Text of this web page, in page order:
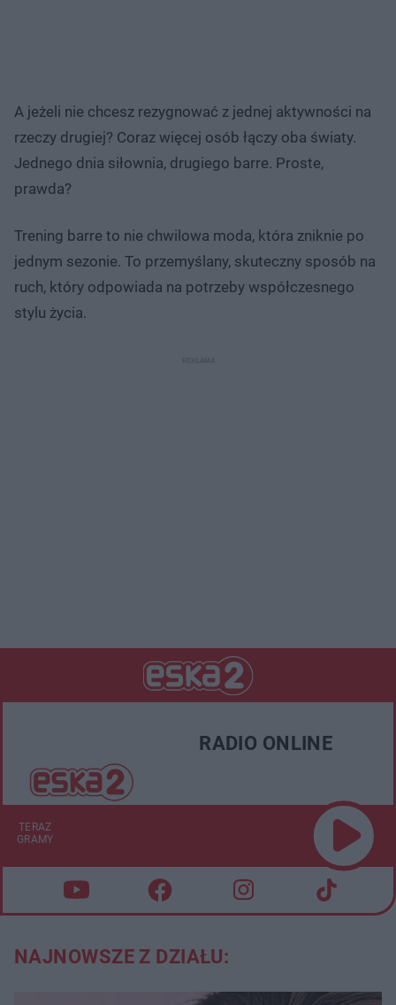
A jeżeli nie chcesz rezygnować z jednej aktywności na
rzeczy drugiej? Coraz więcej osób łączy oba światy.
Jednego dnia siłownia, drugiego barre. Proste,
prawda?
Trening barre to nie chwilowa moda, która zniknie po
jednym sezonie. To przemyślany, skuteczny sposób na
ruch, który odpowiada na potrzeby współczesnego
stylu życia.
RADIO ONLINE
TERAZ
GRAMY
NAJNOWSZE Z DZIAŁU: